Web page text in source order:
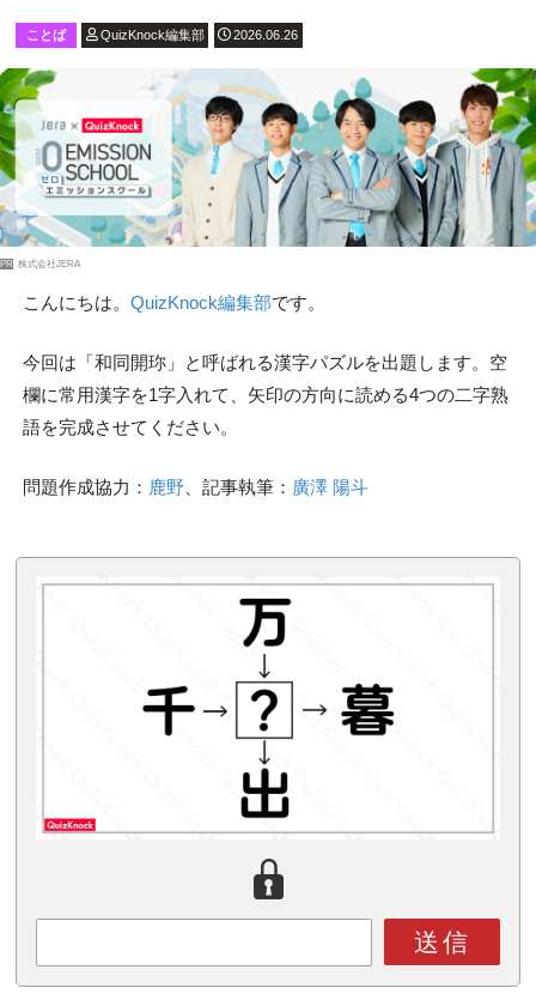
ことば QuizKnock編集部 2026.06.26
PR 株式会社JERA
こんにちは。 QuizKnock編集部です。
今回は「和同開珎」と呼ばれる漢字パズルを出題します。空
欄に常用漢字を1字入れて、矢印の方向に読める4つの二字熟
語を完成させてください。
問題作成協力： 鹿野、記事執筆： 廣澤 陽斗
送信